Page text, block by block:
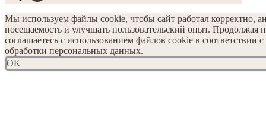
Мы используем файлы cookie, чтобы сайт работал корректно,
посещаемость и улучшать пользовательский опыт. Продолжая
соглашаетесь с использованием файлов cookie в соответствии
обработки персональных данных.
OK